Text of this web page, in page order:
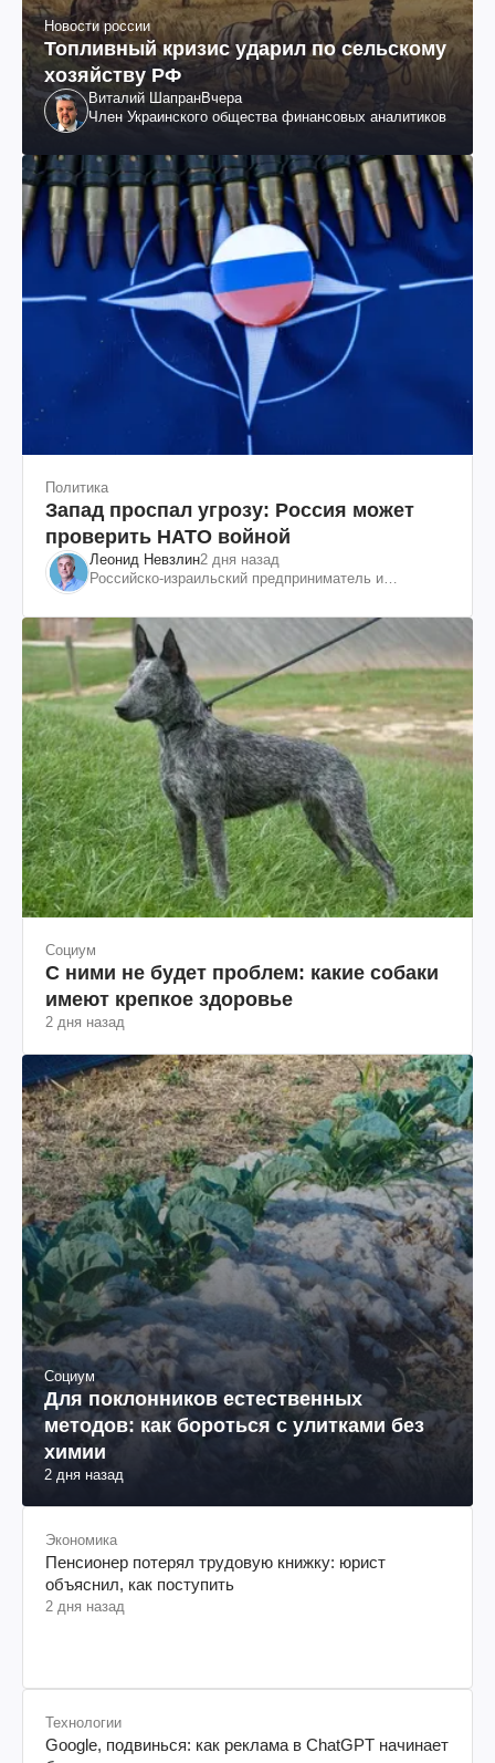
Новости россии
Топливный кризис ударил по сельскому
хозяйству РФ
Виталий ШапранВчера
Член Украинского общества финансовых аналитиков
Политика
Запад проспал угрозу: Россия может
проверить НАТО войной
Леонид Невзлин2 дня назад
Российско-израильский предприниматель и
"ЮКОСа"
Социум
С ними не будет проблем: какие собаки
имеют крепкое здоровье
2 дня назад
Социум
Для поклонников естественных
методов: как бороться с улитками без
химии
2 дня назад
Экономика
Пенсионер потерял трудовую книжку: юрист
объяснил, как поступить
2 дня назад
Технологии
Google, подвинься: как реклама в ChatGPT начинает